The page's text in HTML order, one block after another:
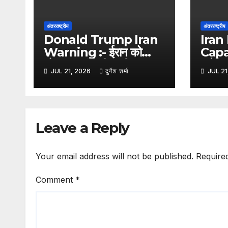
अंतरराष्ट्रीय
Donald Trump Iran
Warning :- ईरान को
डोनाल्ड ट्रंप की कड़ी
चेतावनी, कहा- किसी भी हमले
का मिलेगा करारा जवाब
JUL 21, 2026 दुर्गेश शर्मा
अंतरराष्ट्रीय
Iran
के
हुईं
JUL
Leave a Reply
Your email address will not be published.
Comment *